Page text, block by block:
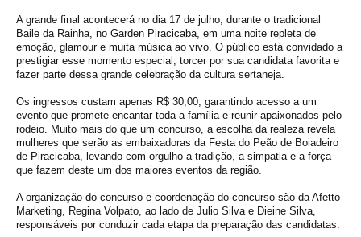
A grande final acontecerá no dia 17 de julho, durante o tradicional
Baile da Rainha, no Garden Piracicaba, em uma noite repleta de
emoção, glamour e muita música ao vivo. O público está convidado a
prestigiar esse momento especial, torcer por sua candidata favorita e
fazer parte dessa grande celebração da cultura sertaneja.
Os ingressos custam apenas R$ 30,00, garantindo acesso a um
evento que promete encantar toda a família e reunir apaixonados pelo
rodeio. Muito mais do que um concurso, a escolha da realeza revela
mulheres que serão as embaixadoras da Festa do Peão de Boiadeiro
de Piracicaba, levando com orgulho a tradição, a simpatia e a força
que fazem deste um dos maiores eventos da região.
A organização do concurso e coordenação do concurso são da Afetto
Marketing, Regina Volpato, ao lado de Julio Silva e Dieine Silva,
responsáveis por conduzir cada etapa da preparação das candidatas.